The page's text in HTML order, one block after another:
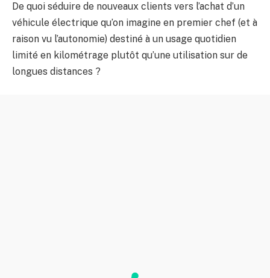
De quoi séduire de nouveaux clients vers l’achat d’un
véhicule électrique qu’on imagine en premier chef (et à
raison vu l’autonomie) destiné à un usage quotidien
limité en kilométrage plutôt qu’une utilisation sur de
longues distances ?